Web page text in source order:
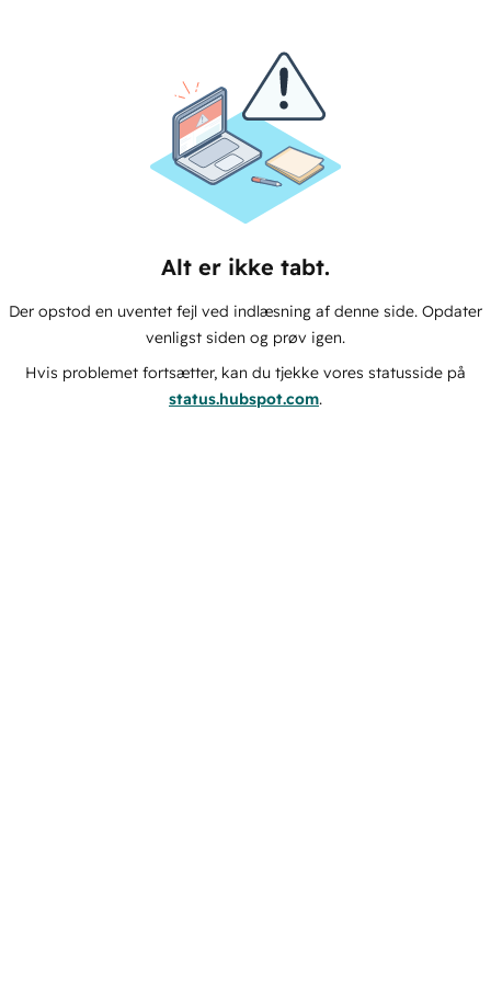
Alt er ikke tabt.
Der opstod en uventet fejl ved indlæsning af denne side. Opdater
venligst siden og prøv igen.
Hvis problemet fortsætter, kan du tjekke vores statusside på
status.hubspot.com.